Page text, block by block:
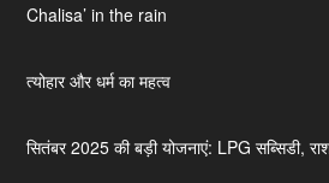
Chalisa’ in the rain
त्योहार और धर्म का महत्व
सितंबर 2025 की बड़ी योजनाएं: LPG सब्सिडी,